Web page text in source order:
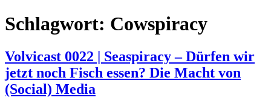
Schlagwort: Cowspiracy
Volvicast 0022 | Seaspiracy – Dürfen wir
jetzt noch Fisch essen? Die Macht von
(Social) Media